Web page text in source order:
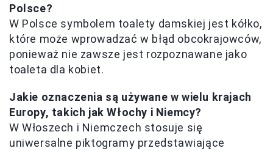
Polsce?
W Polsce symbolem toalety damskiej jest kółko,
które może wprowadzać w błąd obcokrajowców,
ponieważ nie zawsze jest rozpoznawane jako
toaleta dla kobiet.
Jakie oznaczenia są używane w wielu krajach
Europy, takich jak Włochy i Niemcy?
W Włoszech i Niemczech stosuje się
uniwersalne piktogramy przedstawiające